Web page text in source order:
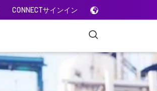
CONNECTサインイン